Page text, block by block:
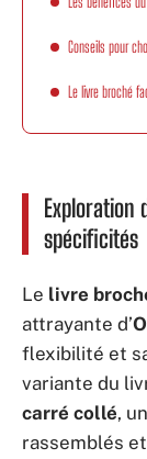
Conseils pour
Le livre broché
spécificités
Le livre
attrayante d’
flexibilité et
variante du
carré collé,
rassemblés